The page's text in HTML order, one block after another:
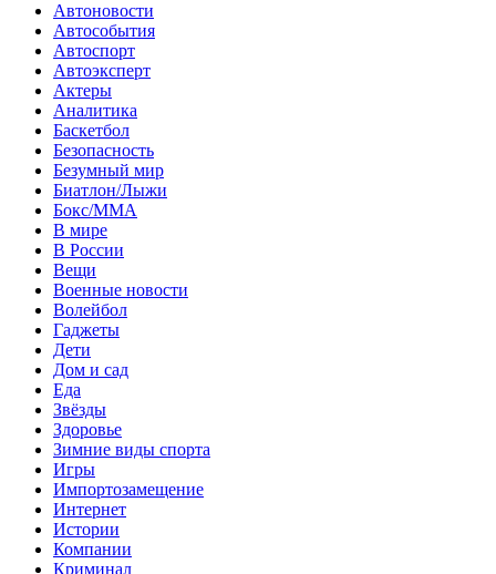
Автоновости
Автособытия
Автоспорт
Автоэксперт
Актеры
Аналитика
Баскетбол
Безопасность
Безумный мир
Биатлон/Лыжи
Бокс/MMA
В мире
В России
Вещи
Военные новости
Волейбол
Гаджеты
Дети
Дом и сад
Еда
Звёзды
Здоровье
Зимние виды спорта
Игры
Импортозамещение
Интернет
Истории
Компании
Криминал